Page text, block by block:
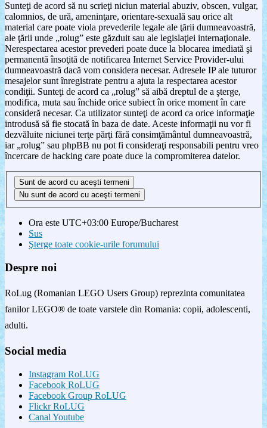
Sunteţi de acord să nu scrieţi niciun material abuziv, obscen, vulgar,
calomnios, de ură, ameninţare, orientare-sexuală sau orice alt
material care poate viola prevederile legale ale ţării dumneavoastră,
ale ţării unde „rolug” este găzduit sau ale legislaţiei internaţionale.
Nerespectarea acestor prevederi poate duce la blocarea imediată şi
permanentă însoţită de notificarea Internet Service Provider-ului
dumneavoastră dacă vom considera necesar. Adresele IP ale tuturor
mesajelor sunt înregistrate pentru a ajuta la respectarea acestor
condiţii. Sunteţi de acord ca „rolug” să aibă dreptul de a şterge,
modifica, muta sau închide orice subiect în orice moment în care
consideră necesar. Ca utilizator sunteţi de acord ca orice informaţie
introdusă să fie stocată în baza de date. Aceste informaţii nu vor fi
dezvăluite niciunei terţe părţi fără consimţământul dumneavoastră,
iar „rolug” sau phpBB nu pot fi consideraţi responsabili pentru vreo
încercare de hacking care poate duce la compromiterea datelor.
Ora este UTC+03:00 Europe/Bucharest
Sus
Şterge toate cookie-urile forumului
Despre noi
RoLug (Romanian LEGO Users Group) reprezinta comunitatea
fanilor LEGO® de toate varstele din Romania: copii, adolescenti,
adulti.
Social media
Instagram RoLUG
Facebook RoLUG
Facebook Group RoLUG
Flickr RoLUG
Canal Youtube